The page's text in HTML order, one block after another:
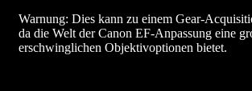
Warnung: Dies kann zu einem Gear-
da die Welt der Canon EF-Anpassung eine
erschwinglichen Objektivoptionen bietet.